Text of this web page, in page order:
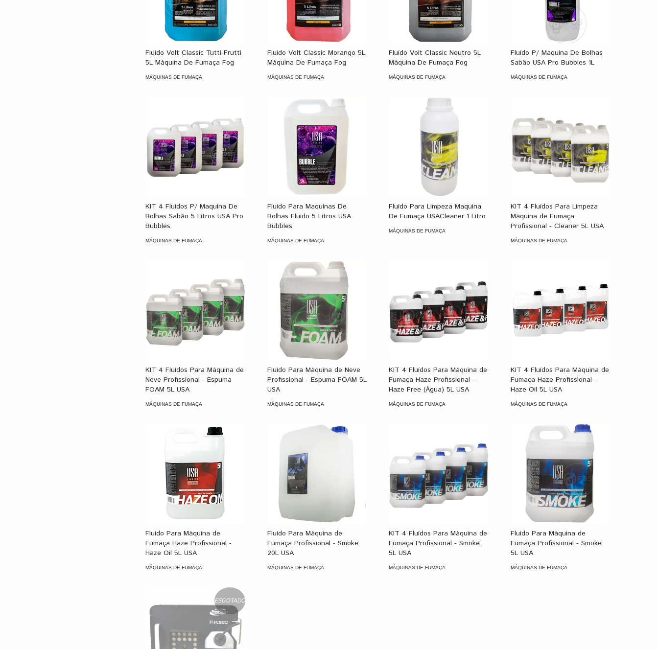
Fluído Volt Classic Tutti-Frutti
5L Máquina De Fumaça Fog
MÁQUINAS DE FUMAÇA
Fluído Volt Classic Morango 5L
Máquina De Fumaça Fog
MÁQUINAS DE FUMAÇA
Fluído Volt Classic Neutro 5L
Máquina De Fumaça Fog
MÁQUINAS DE FUMAÇA
Fluído P/ Maquina De Bolhas
Sabão USA Pro Bubbles 1L
MÁQUINAS DE FUMAÇA
KIT 4 Fluídos P/ Maquina De
Bolhas Sabão 5 Litros USA Pro
Bubbles
MÁQUINAS DE FUMAÇA
Fluido Para Maquinas De
Bolhas Fluido 5 Litros USA
Bubbles
MÁQUINAS DE FUMAÇA
Fluído Para Limpeza Maquina
De Fumaça USACleaner 1 Litro
MÁQUINAS DE FUMAÇA
KIT 4 Fluídos Para Limpeza
Máquina de Fumaça
Profissional - Cleaner 5L USA
MÁQUINAS DE FUMAÇA
KIT 4 Fluídos Para Máquina de
Neve Profissional - Espuma
FOAM 5L USA
MÁQUINAS DE FUMAÇA
Fluído Para Máquina de Neve
Profissional - Espuma FOAM 5L
USA
MÁQUINAS DE FUMAÇA
KIT 4 Fluídos Para Máquina de
Fumaça Haze Profissional -
Haze Free (Água) 5L USA
MÁQUINAS DE FUMAÇA
KIT 4 Fluídos Para Máquina de
Fumaça Haze Profissional -
Haze Oil 5L USA
MÁQUINAS DE FUMAÇA
Fluído Para Máquina de
Fumaça Haze Profissional -
Haze Oil 5L USA
MÁQUINAS DE FUMAÇA
Fluído Para Máquina de
Fumaça Profissional - Smoke
20L USA
MÁQUINAS DE FUMAÇA
KIT 4 Fluídos Para Máquina de
Fumaça Profissional - Smoke
5L USA
MÁQUINAS DE FUMAÇA
Fluído Para Máquina de
Fumaça Profissional - Smoke
5L USA
MÁQUINAS DE FUMAÇA
ESGOTADO